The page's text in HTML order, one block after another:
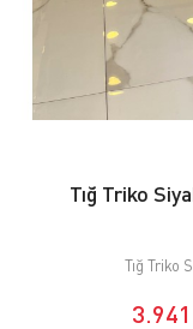
Tığ Triko
Tığ Triko